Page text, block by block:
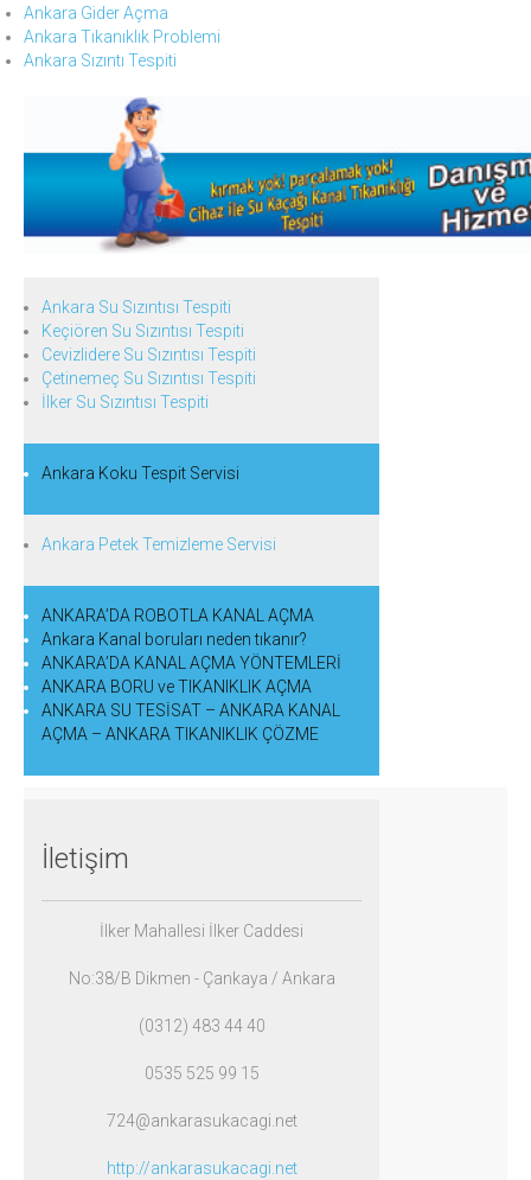
Ankara Gider Açma
Ankara Tıkanıklık Problemi
Ankara Sızıntı Tespiti
Ankara Su Sızıntısı Tespiti
Keçiören Su Sızıntısı Tespiti
Cevizlidere Su Sızıntısı Tespiti
Çetinemeç Su Sızıntısı Tespiti
İlker Su Sızıntısı Tespiti
Ankara Koku Tespit Servisi
Ankara Petek Temizleme Servisi
ANKARA’DA ROBOTLA KANAL AÇMA
Ankara Kanal boruları neden tıkanır?
ANKARA’DA KANAL AÇMA YÖNTEMLERİ
ANKARA BORU ve TIKANIKLIK AÇMA
ANKARA SU TESİSAT – ANKARA KANAL
AÇMA – ANKARA TIKANIKLIK ÇÖZME
İletişim
İlker Mahallesi İlker Caddesi
No:38/B Dikmen - Çankaya / Ankara
(0312) 483 44 40
0535 525 99 15
724@ankarasukacagi.net
http://ankarasukacagi.net